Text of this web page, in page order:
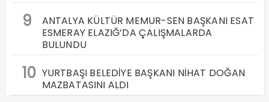
9
ANTALYA KÜLTÜR MEMUR-SEN BAŞKANI ESAT
ESMERAY ELAZIĞ’DA ÇALIŞMALARDA
BULUNDU
10 YURTBAŞI BELEDİYE BAŞKANI NİHAT DOĞAN
MAZBATASINI ALDI